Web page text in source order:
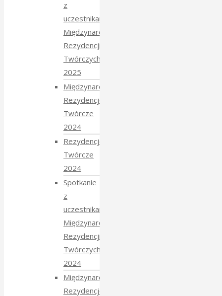
z
uczestnikami
Międzynarodowych
Rezydencji
Twórczych
2025
Międzynarodowe
Rezydencje
Twórcze
2024
Rezydencje
Twórcze
2024
Spotkanie
z
uczestnikami
Międzynarodowych
Rezydencji
Twórczych
2024
Międzynarodowe
Rezydencje